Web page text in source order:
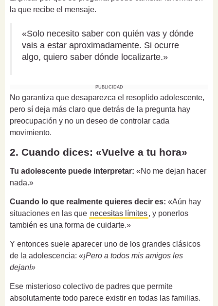
la que recibe el mensaje.
«Solo necesito saber con quién vas y dónde
vais a estar aproximadamente. Si ocurre
algo, quiero saber dónde localizarte.»
PUBLICIDAD
No garantiza que desaparezca el resoplido adolescente,
pero sí deja más claro que detrás de la pregunta hay
preocupación y no un deseo de controlar cada
movimiento.
2. Cuando dices: «Vuelve a tu hora»
Tu adolescente puede interpretar: «No me dejan hacer
nada.»
Cuando lo que realmente quieres decir es: «Aún hay
situaciones en las que necesitas límites, y ponerlos
también es una forma de cuidarte.»
Y entonces suele aparecer uno de los grandes clásicos
de la adolescencia: «¡Pero a todos mis amigos les
dejan!»
Ese misterioso colectivo de padres que permite
absolutamente todo parece existir en todas las familias.